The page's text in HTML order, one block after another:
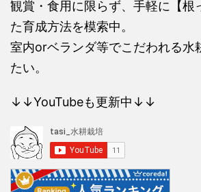
観賞・食用に限らず、手軽に【根
た育成方法を模索中。
室内orベランダ等でこだわれる水
たい。
↓↓YouTubeも更新中↓↓